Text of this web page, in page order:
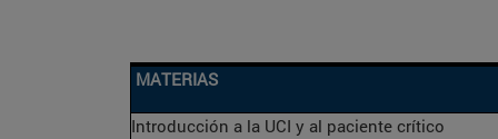
MATERIAS
Introducción a la UCI y al paciente crítico